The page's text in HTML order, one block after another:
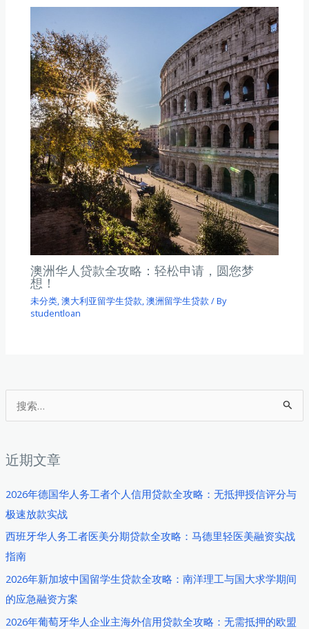
索
近期文章
2026年德国华人务工者个人信用贷款全攻略：无抵押授信评分与
极速放款实战
西班牙华人务工者医美分期贷款全攻略：马德里轻医美融资实战
指南
2026年新加坡中国留学生贷款全攻略：南洋理工与国大求学期间
的应急融资方案
2026年葡萄牙华人企业主海外信用贷款全攻略：无需抵押的欧盟
澳洲华人贷款全攻略：轻松申请，圆您梦
想！
未分类,澳大利亚留学生贷款,澳洲留学生贷款 / By
studentloan